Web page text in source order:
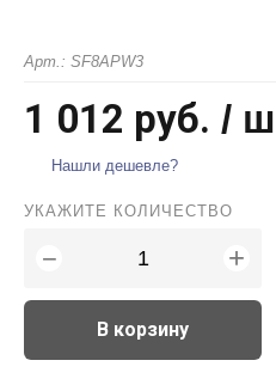
Арт.: SF8APW3
1 012 руб. /
Нашли дешевле?
УКАЖИТЕ КОЛИЧЕСТВО
− +
В корзину